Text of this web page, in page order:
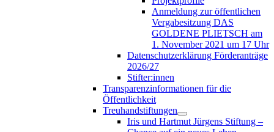
Anmeldung zur öffentlichen
Vergabesitzung DAS
GOLDENE PLIETSCH am
1. November 2021 um 17 Uhr
Datenschutzerklärung Förderanträge
2026/27
Stifter:innen
Transparenzinformationen für die
Öffentlichkeit
Treuhandstiftungen
Iris und Hartmut Jürgens Stiftung –